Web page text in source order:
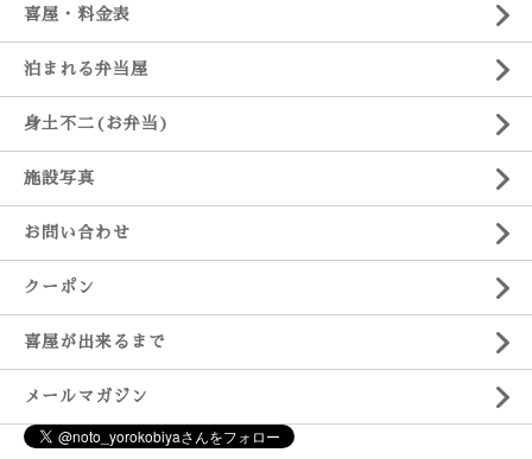
喜屋・料金表
泊まれる弁当屋
身土不二(お弁当)
施設写真
お問い合わせ
クーポン
喜屋が出来るまで
メールマガジン